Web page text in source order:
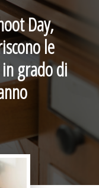
Day,
le
grado di